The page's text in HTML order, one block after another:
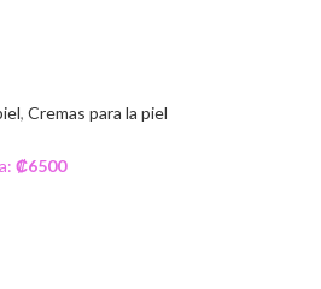
, Cremas para la piel
₡6500